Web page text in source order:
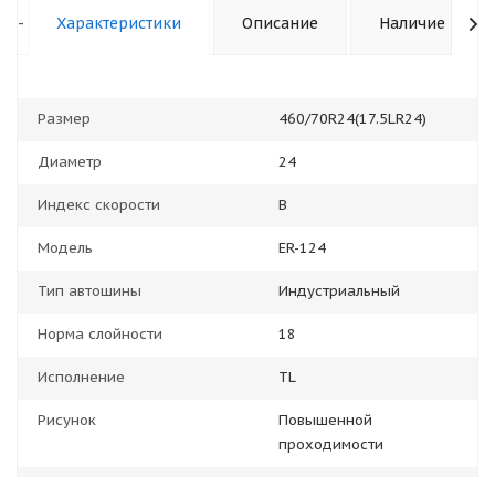
- Характеристики Описание Наличие
Размер 460/70R24(17.5LR24)
Диаметр 24
Индекс скорости В
Модель ER-124
Тип автошины Индустриальный
Норма слойности 18
Исполнение TL
Рисунок
Повышенной
проходимости